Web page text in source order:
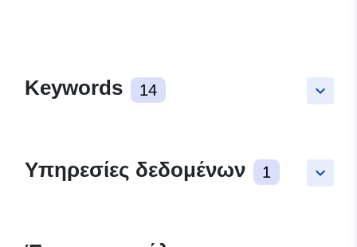
keyboard_arrow_down
Keywords 14
keyboard_arrow_down
Υπηρεσίες δεδομένων 1